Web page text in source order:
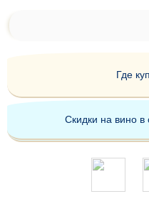
Где
Скидки на вино в